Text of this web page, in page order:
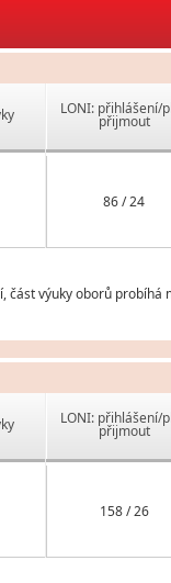
LONI: přihlášení/
přijmout
86 / 24
část výuky oborů probíhá
LONI: přihlášení/
přijmout
158 / 26